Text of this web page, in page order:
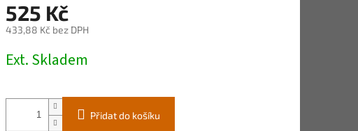
525 Kč
433,88 Kč bez DPH
cena:
Ext. Skladem
Přidat do košíku